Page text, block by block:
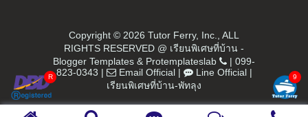
Copyright © 2026 Tutor Ferry, Inc., ALL
RIGHTS RESERVED @ เรียนพิเศษที่บ้าน -
Blogger Templates & Protemplateslab | 099-
823-0343 | Email Official| Line Official|
เรียนพิเศษที่บ้าน-พัทลุง